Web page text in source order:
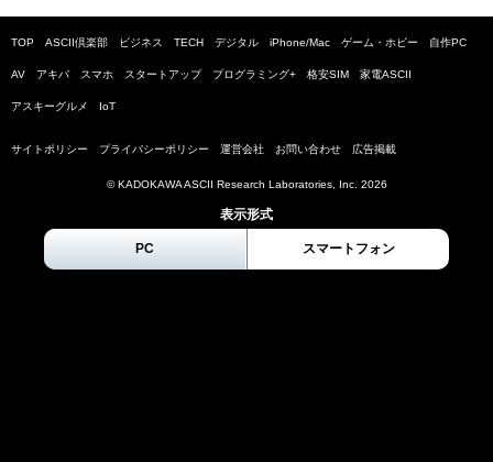
TOP ASCII倶楽部 ビジネス TECH デジタル iPhone/Mac ゲーム・ホビー 自作PC
AV アキバ スマホ スタートアップ プログラミング+ 格安SIM 家電ASCII
アスキーグルメ IoT
サイトポリシー プライバシーポリシー 運営会社 お問い合わせ 広告掲載
© KADOKAWA ASCII Research Laboratories, Inc. 2026
表示形式
PC スマートフォン